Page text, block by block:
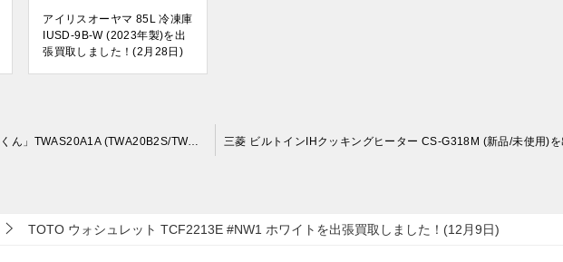
アイリスオーヤマ 85L 冷凍庫
IUSD-9B-W (2023年製)を出
張買取しました！(2月28日)
TOTO 洗濯機用水栓「ピタットくん」TWAS20A1A (TWA20B2S/TWA20A1R)を出張買取しました！(12月9日)
TOTO ウォシュレット TCF2213E #NW1 ホワイトを出張買取しました！(12月9日)